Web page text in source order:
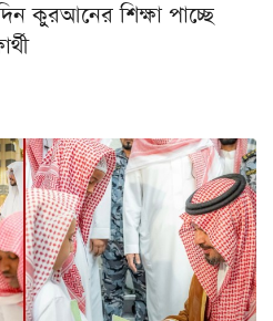
কুরআনের শিক্ষা পাচ্ছে